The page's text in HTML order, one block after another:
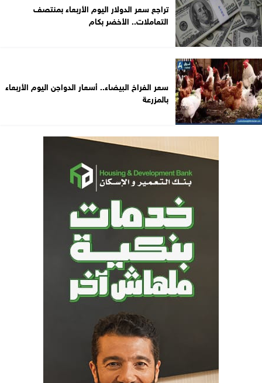
تراجع سعر الدولار اليوم الأربعاء بمنتصف
التعاملات.. الأخضر بكام
سعر الفراخ البيضاء.. أسعار الدواجن اليوم الأربعاء
بالمزرعة